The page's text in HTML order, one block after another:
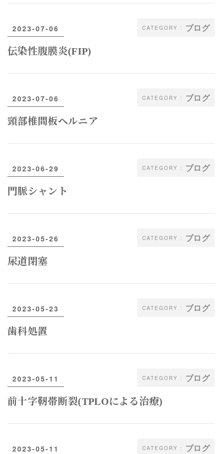
ブログ
2023-07-06
伝染性腹膜炎(FIP)
ブログ
2023-07-06
頸部椎間板ヘルニア
ブログ
2023-06-29
門脈シャント
ブログ
2023-05-26
尿道閉塞
ブログ
2023-05-23
歯科処置
ブログ
2023-05-11
前十字靭帯断裂(TPLOによる治療)
ブログ
2023-05-11